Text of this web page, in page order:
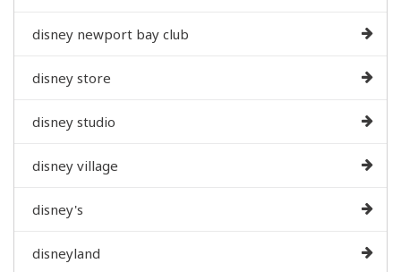
disney newport bay club
disney store
disney studio
disney village
disney's
disneyland